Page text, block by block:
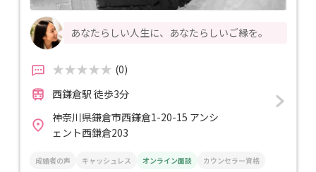
あなたらしい人生に、あなたらしいご縁を。
(0)
西鎌倉駅 徒歩3分
神奈川県鎌倉市西鎌倉1-20-15 アンシ
ェント西鎌倉203
成婚者の声 キャッシュレス オンライン面談 カウンセラー資格